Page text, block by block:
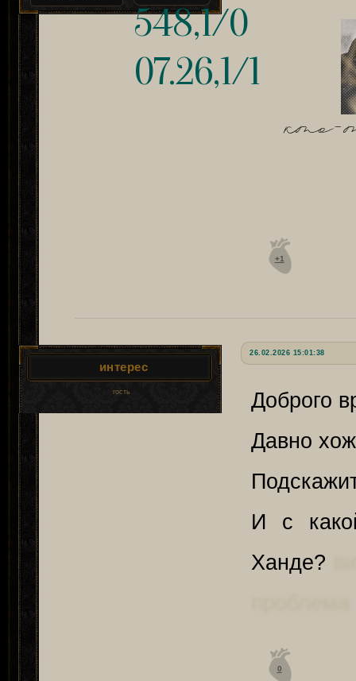
548,1/0
07.26,1/1
кто-
+1
26.02.2026 15:01:38
интерес
гость
Доброго
Давно
И с
Ханде?
0